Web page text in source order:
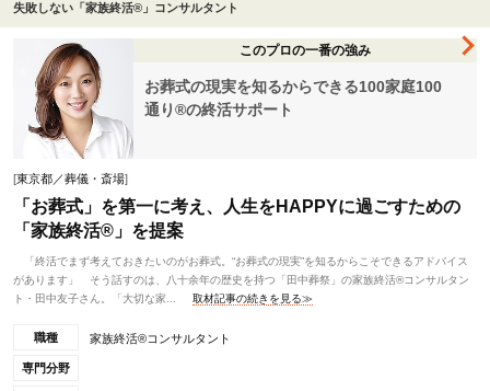
失敗しない「家族終活®」コンサルタント
このプロの一番の強み
お葬式の現実を知るからできる100家庭100
通り®の終活サポート
[東京都／葬儀・斎場]
「お葬式」を第一に考え、人生をHAPPYに過ごすための
「家族終活®」を提案
「終活でまず考えておきたいのがお葬式。“お葬式の現実”を知るからこそできるアドバイス
があります」 そう話すのは、八十余年の歴史を持つ「田中葬祭」の家族終活®コンサルタン
ト・田中友子さん。「大切な家...
取材記事の続きを見る≫
職種 家族終活®コンサルタント
専門分野